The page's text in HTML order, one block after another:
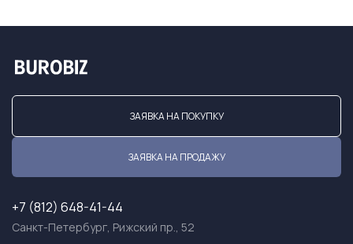
ЗАЯВКА НА ПОКУПКУ
ЗАЯВКА НА ПРОДАЖУ
+7 (812) 648-41-44
Санкт-Петербург, Рижский пр., 52